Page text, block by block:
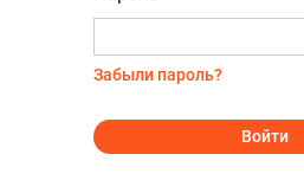
Забыли пароль?
Войти